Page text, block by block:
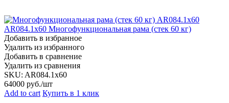
AR084.1х60 Многофункциональная рама (стек 60 кг)
Добавить в избранное
Удалить из избранного
Добавить в сравнение
Удалить из сравнения
SKU: AR084.1х60
64000 руб./шт
Add to cart Купить в 1 клик